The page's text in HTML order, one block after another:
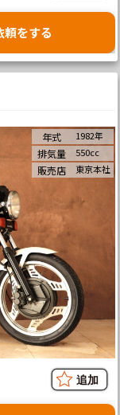
をする
年式 1982年
排気量 550cc
販売店 東京本社